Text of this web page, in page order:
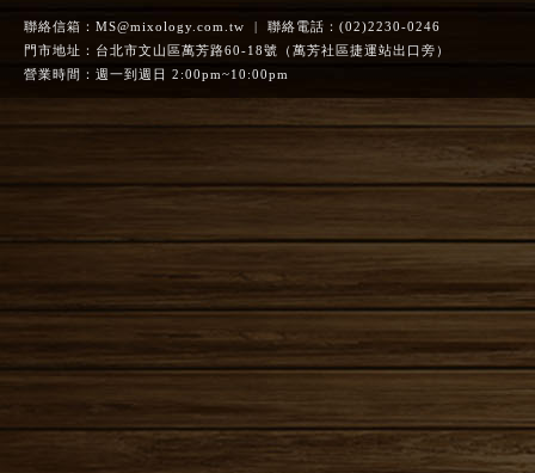
聯絡信箱： MS@mixology.com.tw | 聯絡電話：(02)2230-0246
門市地址：台北市文山區萬芳路60-18號（萬芳社區捷運站出口旁）
營業時間：週一到週日 2:00pm~10:00pm